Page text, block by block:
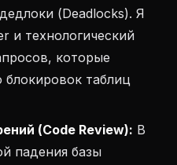
(Deadlocks). Я
и технологический
которые
таблиц
(Code Review): В
падения базы